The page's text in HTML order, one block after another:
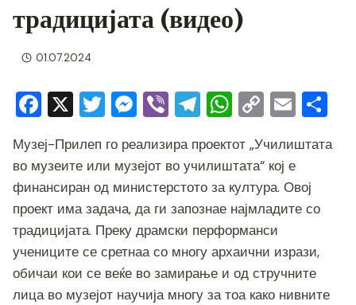
традицијата (видео)
01.07.2024
F
c
e
b
o
o
k
X T
tt
er
M
ss
e
n
g
er
Vi
er
T
e
gr
a
m
W
at
s
A
p
p
C
p
y
Li
n
k
E
ai
l
ar
Музеј-Прилеп го реализира проектот „Училиштата
во музеите или музејот во училиштата“ кој е
финансиран од министерстото за култура. Овој
проект има задача, да ги запознае најмладите со
традицијата. Преку драмски перформанси
учениците се сретнаа со многу архаични изрази,
обичаи кои се веќе во замирање и од стручните
лица во музејот научија многу за тоа како нивните